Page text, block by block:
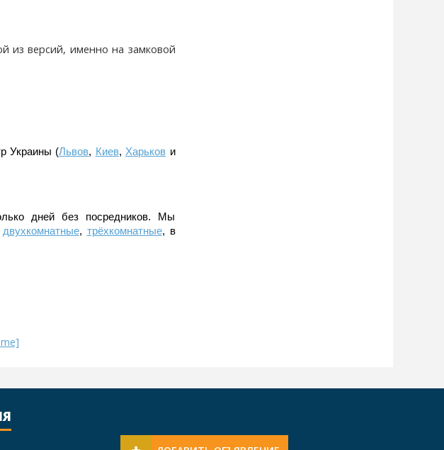
из версий, именно на замковой
Украины (Львов, Киев,Харьков и
дней без посредников. Мы
двухкомнатные, трёхкомнатные, в